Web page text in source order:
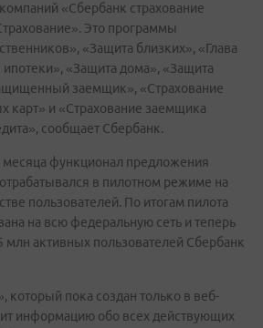
«Сбербанк страхование
Это программы
«Защита близких», «Глава
ипотеки», «Защита дома», «Защита
заемщик», «Страхование
карт» и «Страхование заемщика
сообщает Сбербанк.
месяца функционал предложения
в пилотном режиме на
пользователей. По итогам пилота
на всю федеральную сеть и теперь
млн активных пользователей Сбербанк
который пока создан только в веб-
информацию обо всех действующих